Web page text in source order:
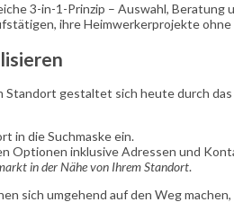
3-in-1-Prinzip – Auswahl,
ihre Heimwerkerprojekte
Standort gestaltet sich heute durch
in die Suchmaske ein.
Optionen inklusive Adressen und
in der Nähe von Ihrem Standort.
sich umgehend auf den Weg